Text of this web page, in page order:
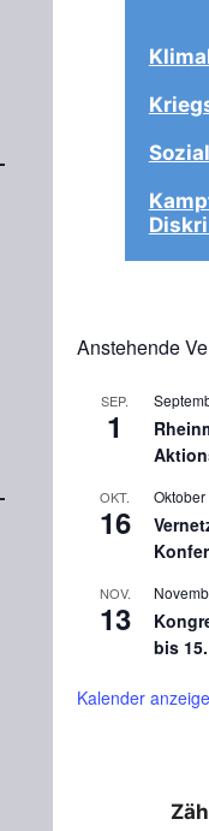
Anstehende
SEP.
1
OKT.
16
NOV.
13
bis
Kalender